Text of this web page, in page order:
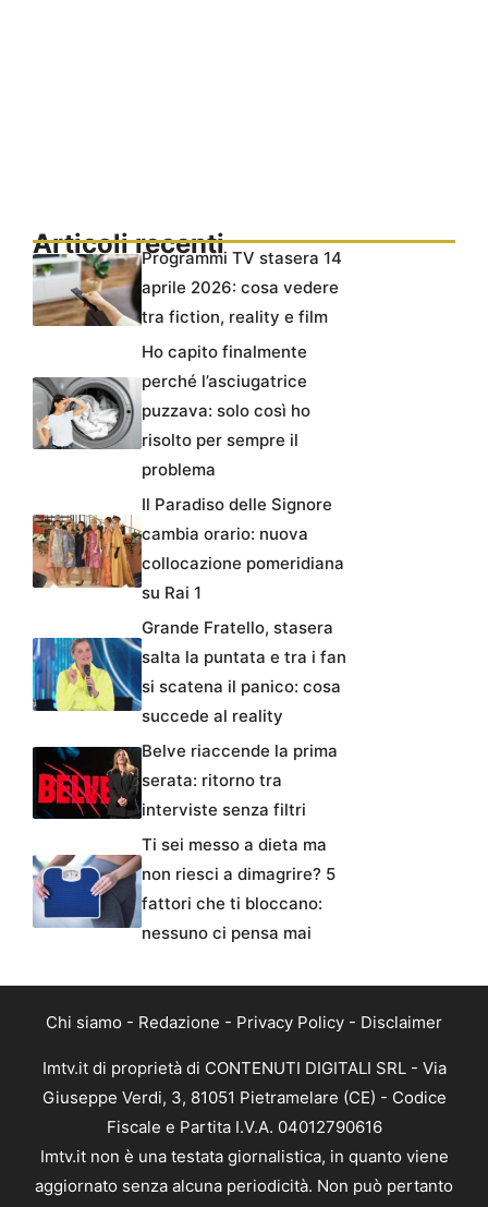
Articoli recentiProgrammi TV stasera 14
aprile 2026: cosa vedere
tra fiction, reality e film
Ho capito finalmente
perché l’asciugatrice
puzzava: solo così ho
risolto per sempre il
problema
Il Paradiso delle Signore
cambia orario: nuova
collocazione pomeridiana
su Rai 1
Grande Fratello, stasera
salta la puntata e tra i fan
si scatena il panico: cosa
succede al reality
Belve riaccende la prima
serata: ritorno tra
interviste senza filtri
Ti sei messo a dieta ma
non riesci a dimagrire? 5
fattori che ti bloccano:
nessuno ci pensa mai
Chi siamo - Redazione - Privacy Policy - Disclaimer
Imtv.it di proprietà di CONTENUTI DIGITALI SRL - Via
Giuseppe Verdi, 3, 81051 Pietramelare (CE) - Codice
Fiscale e Partita I.V.A. 04012790616
Imtv.it non è una testata giornalistica, in quanto viene
aggiornato senza alcuna periodicità. Non può pertanto